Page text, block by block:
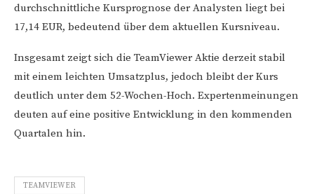
durchschnittliche Kursprognose der Analysten liegt bei
17,14 EUR, bedeutend über dem aktuellen Kursniveau.
Insgesamt zeigt sich die TeamViewer Aktie derzeit stabil
mit einem leichten Umsatzplus, jedoch bleibt der Kurs
deutlich unter dem 52-Wochen-Hoch. Expertenmeinungen
deuten auf eine positive Entwicklung in den kommenden
Quartalen hin.
TEAMVIEWER